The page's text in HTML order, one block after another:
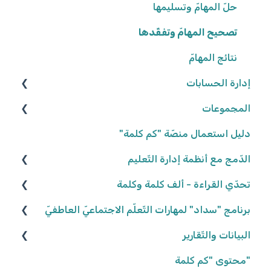
حلّ المهامّ وتسليمها
تصحيح المهامّ وتفقّدها
نتائج المهامّ
إدارة الحسابات
المعلّمون/ـات
التّلاميذ
المجموعات
إنشاء المجموعات
تعديل المجموعات
إحصاءات المجموعات
دليل استعمال منصّة "كم كلمة"
الدّمج مع أنظمة إدارة التّعليم
كلاسلينك - ClassLink
تحدّي القراءة - ألف كلمة وكلمة
نكتب الواقع، نحلّق في الخيال ٢٠٢٥/٢٠٢٦
كواكب سيّارة ٢٠٢٤/٢٠٢٥
كواكب سيّارة ٢٠٢٣/٢٠٢٤
برنامج "سداد" لمهارات التّعلّم الاجتماعيّ العاطفيّ
تعريف البرنامج
المشاركة في البرنامج
البيانات والتّقارير
بيانات وتقارير التّلاميذ
"محتوى "كم كلمة